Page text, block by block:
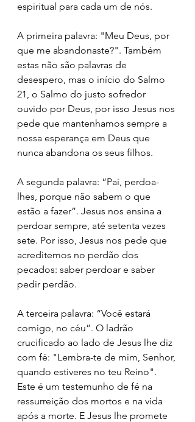
espiritual para cada um de nós.
A primeira palavra: "Meu Deus, por
que me abandonaste?". Também
estas não são palavras de
desespero, mas o início do Salmo
21, o Salmo do justo sofredor
ouvido por Deus, por isso Jesus nos
pede que mantenhamos sempre a
nossa esperança em Deus que
nunca abandona os seus filhos.
A segunda palavra: “Pai, perdoa-
lhes, porque não sabem o que
estão a fazer”. Jesus nos ensina a
perdoar sempre, até setenta vezes
sete. Por isso, Jesus nos pede que
acreditemos no perdão dos
pecados: saber perdoar e saber
pedir perdão.
A terceira palavra: “Você estará
comigo, no céu”. O ladrão
crucificado ao lado de Jesus lhe diz
com fé: "Lembra-te de mim, Senhor,
quando estiveres no teu Reino".
Este é um testemunho de fé na
ressurreição dos mortos e na vida
após a morte. E Jesus lhe promete